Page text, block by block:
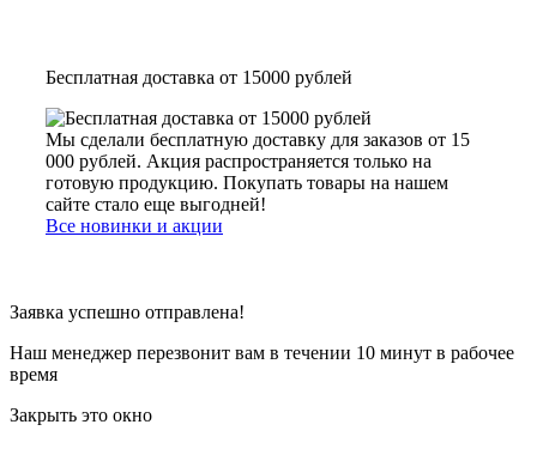
Бесплатная доставка от 15000 рублей
Мы сделали бесплатную доставку для заказов от 15
000 рублей. Акция распространяется только на
готовую продукцию. Покупать товары на нашем
сайте стало еще выгодней!
Все новинки и акции
Заявка успешно отправлена!
Наш менеджер перезвонит вам в течении 10 минут в рабочее
время
Закрыть это окно